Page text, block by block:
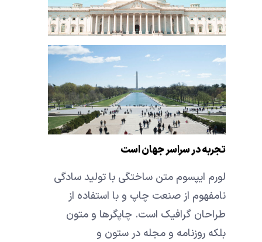
تجربه در سراسر جهان است
لورم ایپسوم متن ساختگی با تولید سادگی
نامفهوم از صنعت چاپ و با استفاده از
طراحان گرافیک است. چاپگرها و متون
بلکه روزنامه و مجله در ستون و